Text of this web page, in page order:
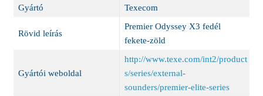
Gyártó Texecom
Rövid leírás
Premier Odyssey X3 fedél
fekete-zöld
Gyártói weboldal
http://www.texe.com/int2/product
s/series/external-
sounders/premier-elite-series